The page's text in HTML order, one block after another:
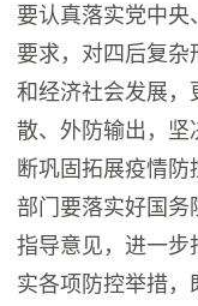
要认真落实党中央
要求，对四后复
和经济社会发展，
散、外防输出，坚
断巩固拓展疫情
部门要落实好国
指导意见，进一步
实各项防控举措，